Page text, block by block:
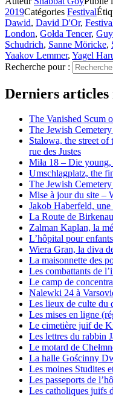
2019Catégories Festival
Dawid, David D'Or,
London, Gołda Tencer,
Schudrich, Sanne Möricke,
Yaakov Lemmer, Yagel
Recherche pour :
Derniers articles
The Vanished Scum
The Jewish
Stalowa, the street
rue des Justes
Miła 18 – Die young,
Umschlagplatz, the
The Jewish
Mise à jour du site –
Jakob Haberfeld,
La Route de
Zalman Kaplan, la
L’hôpital pour
Wiera Gran, la diva
La maisonnette des
Les combattants de
Le camp de
Nalewki 24 à
Les lieux de culte du
Les mises en ligne
Le cimetière juif de
Les lettres du rabbin
Le motard de
La halle Gościnny
Les moines Studites
Les passeports de
Les catholiques juifs